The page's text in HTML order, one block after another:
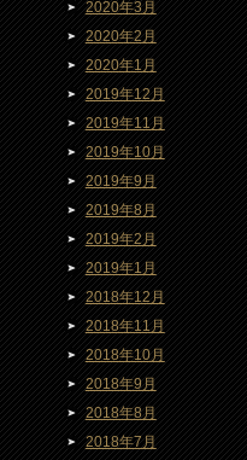
2020年3月
2020年2月
2020年1月
2019年12月
2019年11月
2019年10月
2019年9月
2019年8月
2019年2月
2019年1月
2018年12月
2018年11月
2018年10月
2018年9月
2018年8月
2018年7月